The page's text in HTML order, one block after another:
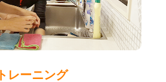
トレーニング